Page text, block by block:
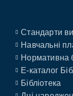
Стандарти
Навчальні
Нормативна
E-каталог
Бібліотека